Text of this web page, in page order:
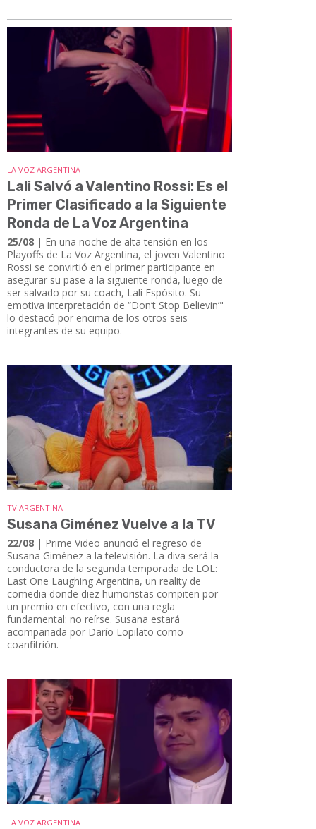
LA VOZ ARGENTINA
Lali Salvó a Valentino Rossi: Es el
Primer Clasificado a la Siguiente
Ronda de La Voz Argentina
25/08 | En una noche de alta tensión en los
Playoffs de La Voz Argentina, el joven Valentino
Rossi se convirtió en el primer participante en
asegurar su pase a la siguiente ronda, luego de
ser salvado por su coach, Lali Espósito. Su
emotiva interpretación de “Don’t Stop Believin’"
lo destacó por encima de los otros seis
integrantes de su equipo.
TV ARGENTINA
Susana Giménez Vuelve a la TV
22/08 | Prime Video anunció el regreso de
Susana Giménez a la televisión. La diva será la
conductora de la segunda temporada de LOL:
Last One Laughing Argentina, un reality de
comedia donde diez humoristas compiten por
un premio en efectivo, con una regla
fundamental: no reírse. Susana estará
acompañada por Darío Lopilato como
coanfitrión.
LA VOZ ARGENTINA